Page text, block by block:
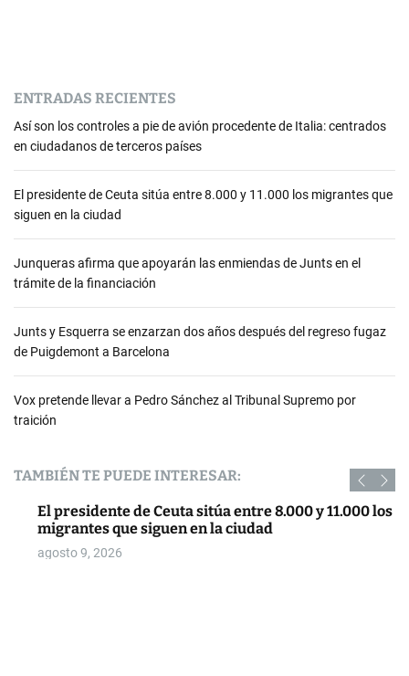
ENTRADAS RECIENTES
Así son los controles a pie de avión procedente de Italia: centrados
en ciudadanos de terceros países
El presidente de Ceuta sitúa entre 8.000 y 11.000 los migrantes que
siguen en la ciudad
Junqueras afirma que apoyarán las enmiendas de Junts en el
trámite de la financiación
Junts y Esquerra se enzarzan dos años después del regreso fugaz
de Puigdemont a Barcelona
Vox pretende llevar a Pedro Sánchez al Tribunal Supremo por
traición
TAMBIÉN TE PUEDE INTERESAR:
El presidente de Ceuta sitúa entre 8.000 y 11.000 los
migrantes que siguen en la ciudad
agosto 9, 2026